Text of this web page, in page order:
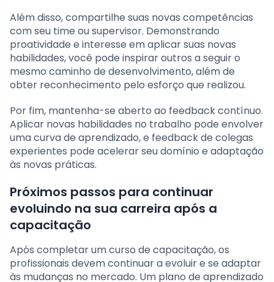
Além disso, compartilhe suas novas competências
com seu time ou supervisor. Demonstrando
proatividade e interesse em aplicar suas novas
habilidades, você pode inspirar outros a seguir o
mesmo caminho de desenvolvimento, além de
obter reconhecimento pelo esforço que realizou.
Por fim, mantenha-se aberto ao feedback contínuo.
Aplicar novas habilidades no trabalho pode envolver
uma curva de aprendizado, e feedback de colegas
experientes pode acelerar seu domínio e adaptação
às novas práticas.
Próximos passos para continuar
evoluindo na sua carreira após a
capacitação
Após completar um curso de capacitação, os
profissionais devem continuar a evoluir e se adaptar
às mudanças no mercado. Um plano de aprendizado